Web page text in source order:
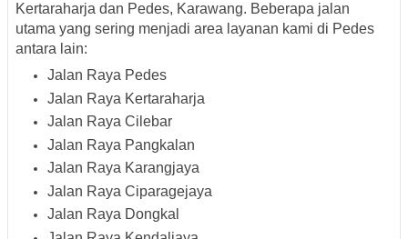
Kertaraharja dan Pedes, Karawang. Beberapa jalan
utama yang sering menjadi area layanan kami di Pedes
antara lain:
Jalan Raya Pedes
Jalan Raya Kertaraharja
Jalan Raya Cilebar
Jalan Raya Pangkalan
Jalan Raya Karangjaya
Jalan Raya Ciparagejaya
Jalan Raya Dongkal